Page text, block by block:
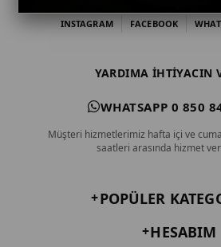
INSTAGRAM FACEBOOK
YARDIMA IHTIYACIN
WHATSAPP 0 850
Müşteri hizmetlerimiz hafta içi ve
saatleri arasında hizmet
POPÜLER
HESABIM